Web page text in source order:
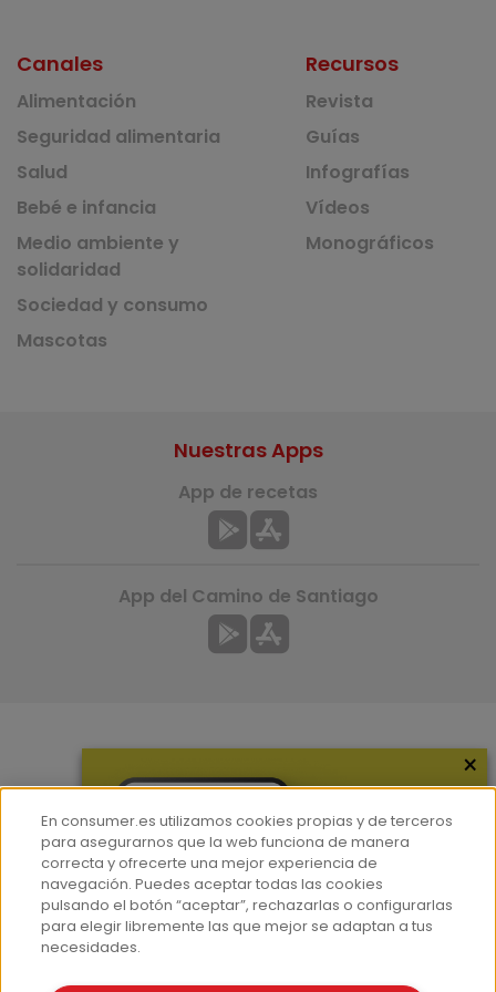
Canales
Alimentación
Seguridad alimentaria
Salud
Bebé e infancia
Medio ambiente y
solidaridad
Sociedad y consumo
Mascotas
Recursos
Revista
Guías
Infografías
Vídeos
Monográficos
Hemeroteca
Contacto
Prensa
Corpus Lingüístico Consumer
Nuestras Apps
App de recetas
App del Camino de Santiago
×
En consumer.es utilizamos cookies propias y de terceros
para asegurarnos que la web funciona de manera
correcta y ofrecerte una mejor experiencia de
navegación. Puedes aceptar todas las cookies
pulsando el botón “aceptar”, rechazarlas o configurarlas
para elegir libremente las que mejor se adaptan a tus
necesidades.